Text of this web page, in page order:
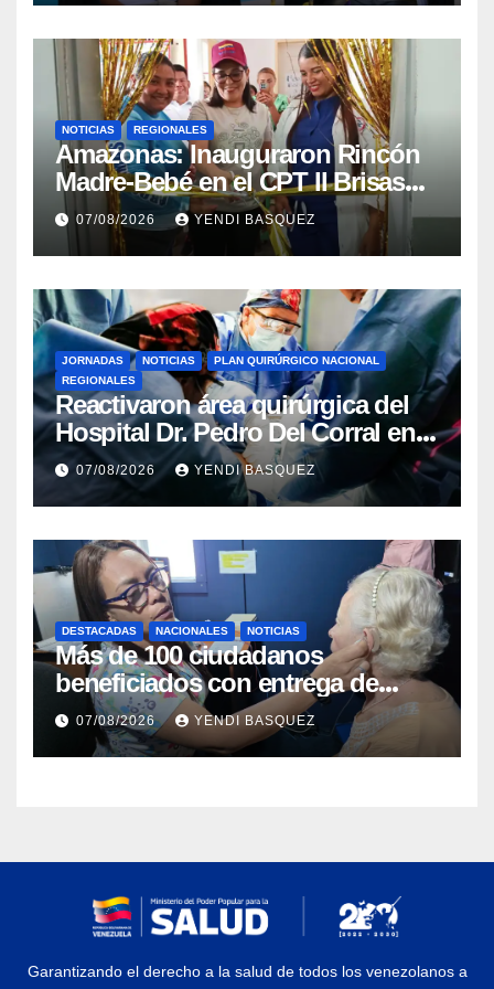
NOTICIAS REGIONALES
​Amazonas: Inauguraron Rincón
Madre-Bebé en el CPT II Brisas
del Aeropuerto ​Inauguraron
Rincón
07/08/2026 YENDI BASQUEZ
JORNADAS NOTICIAS
PLAN QUIRÚRGICO NACIONAL
REGIONALES
Reactivaron área quirúrgica del
Hospital Dr. Pedro Del Corral en
Guárico
07/08/2026 YENDI BASQUEZ
DESTACADAS NACIONALES NOTICIAS
Más de 100 ciudadanos
beneficiados con entrega de
prótesis auditivas en el Centro de
Rehabilitación J.J. Arvelo
07/08/2026 YENDI BASQUEZ
Garantizando el derecho a la salud de todos los venezolanos a